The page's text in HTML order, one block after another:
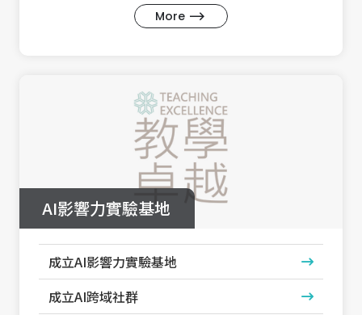
More
AI影響力實驗基地
成立AI影響力實驗基地
成立AI跨域社群